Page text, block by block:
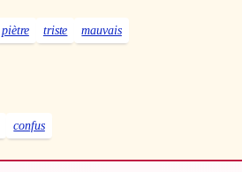
piètre triste mauvais
confus